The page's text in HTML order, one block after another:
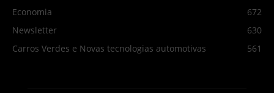
Economia
672
Newsletter
630
Carros Verdes e Novas tecnologias automotivas
561